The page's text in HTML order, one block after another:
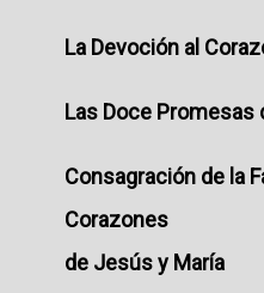
La Devoción al
Las Doce Promesas
Consagración de la
Corazones
de Jesús y María